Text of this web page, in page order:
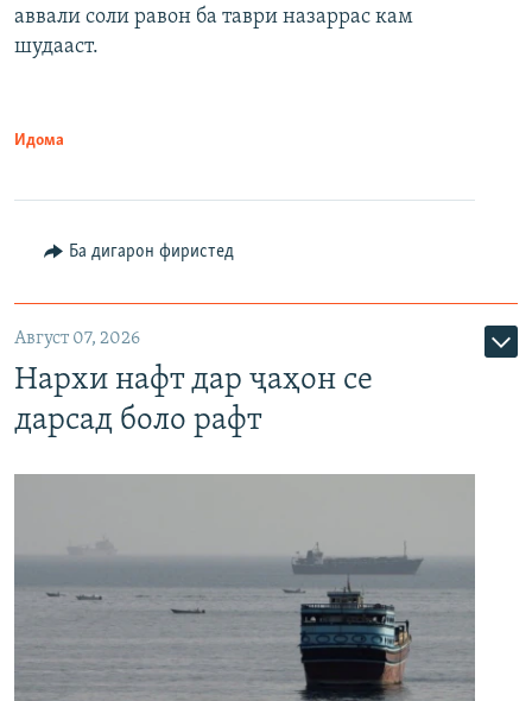
аввали соли равон ба таври назаррас кам
шудааст.
Идома
Ба дигарон фиристед
Август 07, 2026
Нархи нафт дар ҷаҳон се
дарсад боло рафт